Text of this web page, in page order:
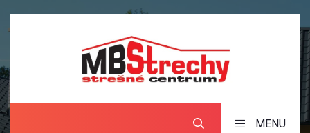
MENU